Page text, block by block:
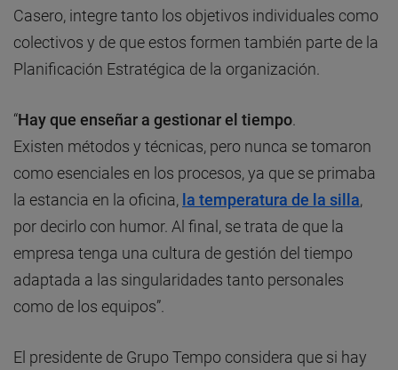
Casero, integre tanto los objetivos individuales como
colectivos y de que estos formen también parte de la
Planificación Estratégica de la organización.
“Hay que enseñar a gestionar el tiempo.
Existen métodos y técnicas, pero nunca se tomaron
como esenciales en los procesos, ya que se primaba
la estancia en la oficina, la temperatura de la silla,
por decirlo con humor. Al final, se trata de que la
empresa tenga una cultura de gestión del tiempo
adaptada a las singularidades tanto personales
como de los equipos”.
El presidente de Grupo Tempo considera que si hay